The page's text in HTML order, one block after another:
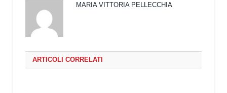
MARIA VITTORIA PELLECCHIA
ARTICOLI CORRELATI